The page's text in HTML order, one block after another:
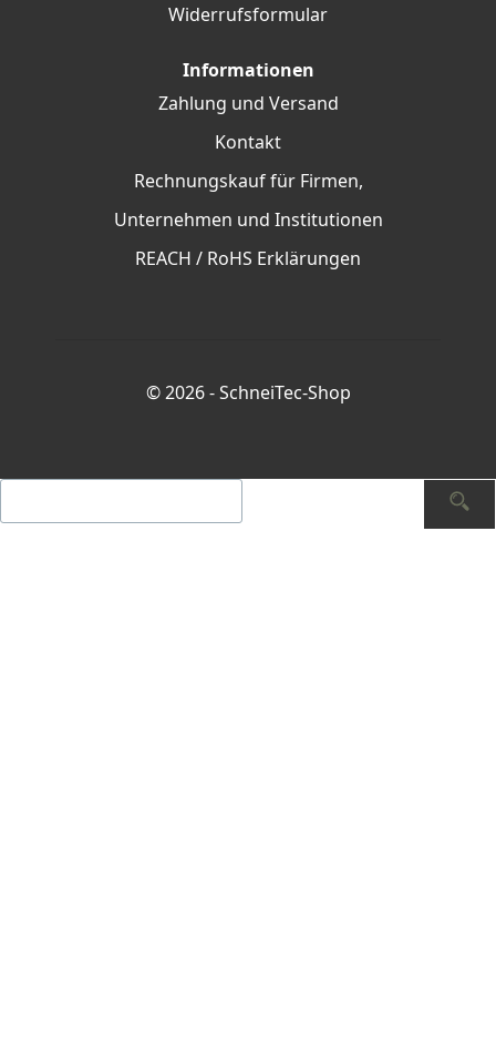
Widerrufsformular
Informationen
Zahlung und Versand
Kontakt
Rechnungskauf für Firmen,
Unternehmen und Institutionen
REACH / RoHS Erklärungen
© 2026 -SchneiTec-Shop